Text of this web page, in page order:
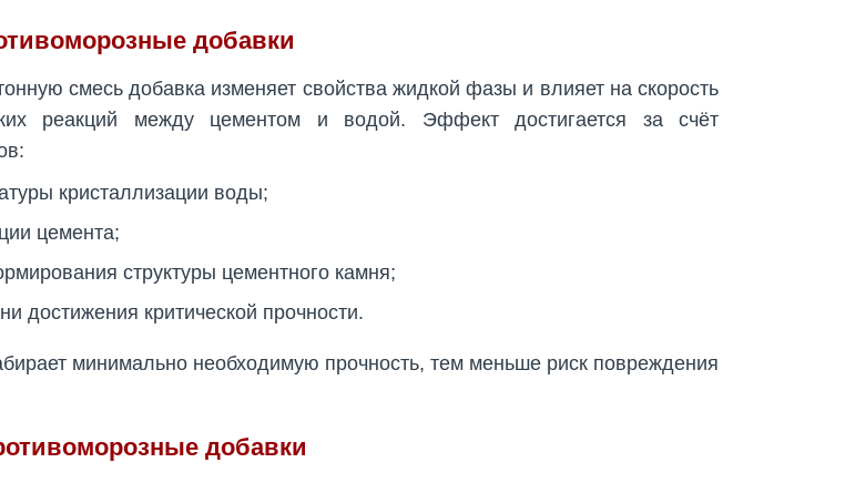
добавки
смесь добавка изменяет свойства жидкой фазы и влияет на скорость
реакций между цементом и водой. Эффект достигается за счёт
кристаллизации воды;
цемента;
структуры цементного камня;
достижения критической прочности.
минимально необходимую прочность, тем меньше риск повреждения
добавки